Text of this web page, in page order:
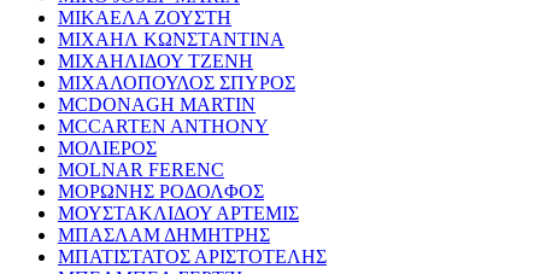
ΜΙΚΑΕΛΑ ΖΟΥΣΤΗ
ΜΙΧΑΗΛ ΚΩΝΣΤΑΝΤΙΝΑ
ΜΙΧΑΗΛΙΔΟΥ ΤΖΕΝΗ
ΜΙΧΑΛΟΠΟΥΛΟΣ ΣΠΥΡΟΣ
MCDONAGH MARTIN
MCCARTEN ANTHONY
ΜΟΛΙΕΡΟΣ
MOLNAR FERENC
ΜΟΡΩΝΗΣ ΡΟΔΟΛΦΟΣ
ΜΟΥΣΤΑΚΛΙΔΟΥ ΑΡΤΕΜΙΣ
ΜΠΑΣΛΑΜ ΔΗΜΗΤΡΗΣ
ΜΠΑΤΙΣΤΑΤΟΣ ΑΡΙΣΤΟΤΕΛΗΣ